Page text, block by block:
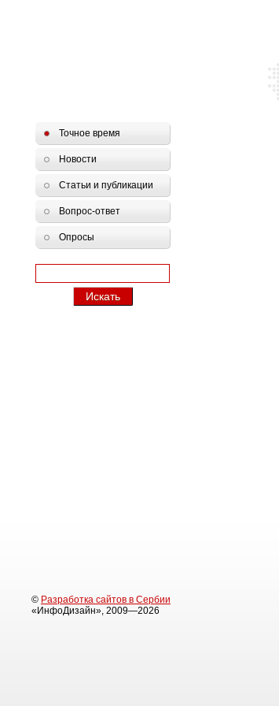
Точное время
Новости
Статьи и публикации
Вопрос-ответ
Опросы
© Разработка сайтов в Сербии
«ИнфоДизайн», 2009—2026